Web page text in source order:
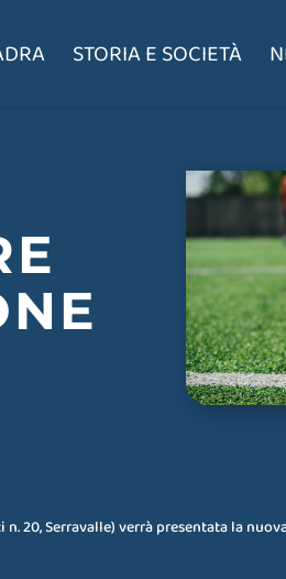
STORIA E SOCIETÀ
20, Serravalle) verrà presentata la